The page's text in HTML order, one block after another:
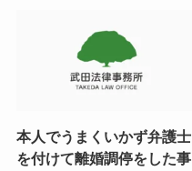
本人でうまくいかず弁護士
を付けて離婚調停をした事